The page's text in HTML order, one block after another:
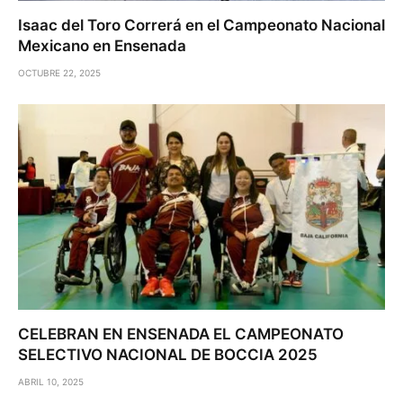
Isaac del Toro Correrá en el Campeonato Nacional
Mexicano en Ensenada
OCTUBRE 22, 2025
CELEBRAN EN ENSENADA EL CAMPEONATO
SELECTIVO NACIONAL DE BOCCIA 2025
ABRIL 10, 2025